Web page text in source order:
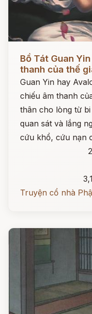
Đọc ngay
Bồ Tát Guan
thanh của thế
Guan Yin hay
chiếu âm thanh
thân cho lòng từ
quan sát và lắng
cứu khổ, cứu nạn
Truyện cổ nhà